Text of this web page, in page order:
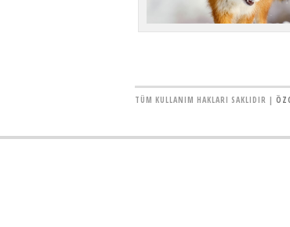
TÜM KULLANIM HAKLARI SAKLIDIR |